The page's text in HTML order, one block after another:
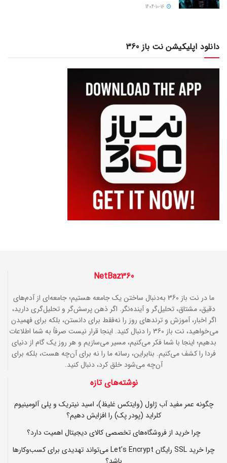
دانلود اپلیکیشن نت باز 360
NetBaz360
ما در نت باز 360 به‌دنبال ساختن یک جامعه هستیم؛ جامعه‌ای از آدم‌های
دقیق، مشتاق، تحلیل‌گر و آینده‌نگر. اگر ذهن پرسش‌گر و تحلیل‌گری دارید،
اگر اخبار، آموزش و ترندهای روز را نه‌فقط برای دانستن، بلکه برای فهمیدن
می‌خواهید، نت باز 360 را دنبال کنید. اینجا قرار نیست صرفاً به شما اطلاعات
بدهیم؛ اینجا با شما فکر می‌کنیم، مسیر می‌سازیم و هر روز یک گام از دنیای
فردا را کشف می‌کنیم. بنابراین، رسانه ما را نه برای آن‌چه هست، بلکه برای
آن‌چه می‌شود خلق کرد، دنبال کنید.
نوشته‌های تازه
چگونه عمر مفید آب ژاول (وایتکس غلیظ)، اسید نیتریک و پلی آلومینیوم
کلراید (پودر پک) را افزایش دهیم؟
چرا خرید از فروشگاه‌های تخصصی کالای دیجیتال اهمیت دارد؟
چرا خرید SSL رایگان Let’s Encrypt می‌تواند تهدیدی برای کسب‌وکارها